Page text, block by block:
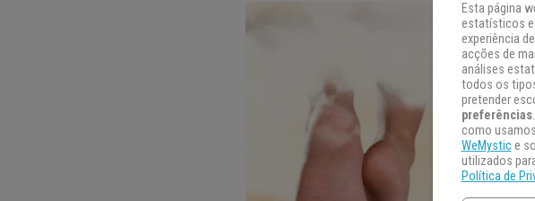
Esta página
estatísticos e
experiência
acções de
análises
todos os
pretender
preferências
como
WeMystice
utilizados
Política de